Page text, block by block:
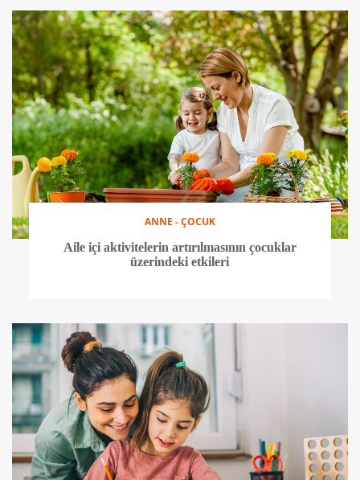
ANNE - ÇOCUK
Aile içi aktivitelerin artırılmasının çocuklar
üzerindeki etkileri